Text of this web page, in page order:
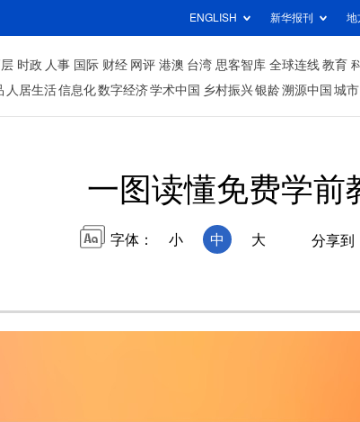
ENGLISH 新华报刊 地
时政 人事 国际 财经 网评 港澳 台湾 思客智库 全球连线 教育
人居生活信息化数字经济学术中国 乡村振兴银龄溯源中国 城市
一图读懂免费学前
字体： 小 中 大 分享到